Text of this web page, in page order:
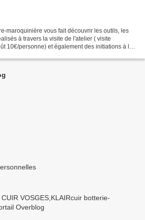
maroquinière vous fait découvrir les outils, les
à travers la visite de l'atelier ( visite
10€/personne) et également des initiations à la
VOSGES,KLAIRcuir botterie-
Overblog